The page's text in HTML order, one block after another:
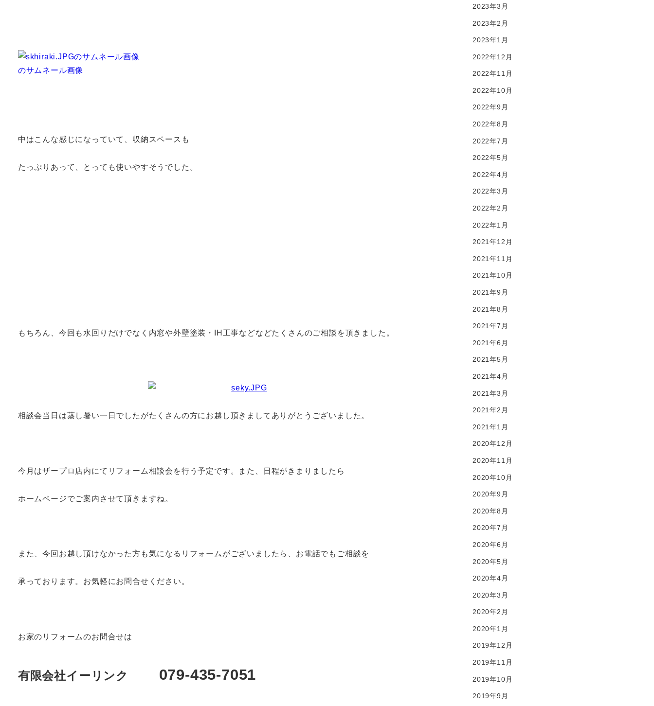
中はこんな感じになっていて、収納スペースも
たっぷりあって、とっても使いやすそうでした。
もちろん、今回も水回りだけでなく内窓や外壁塗装・IH工事などなどたくさんのご相談を頂きました。
相談会当日は蒸し暑い一日でしたがたくさんの方にお越し頂きましてありがとうございました。
今月はザープロ店内にてリフォーム相談会を行う予定です。また、日程がきまりましたら
ホームページでご案内させて頂きますね。
また、今回お越し頂けなかった方も気になるリフォームがございましたら、お電話でもご相談を
承っております。お気軽にお問合せください。
お家のリフォームのお問合せは
有限会社イーリンク 079-435-7051
2023年3月
2023年2月
2023年1月
2022年12月
2022年11月
2022年10月
2022年9月
2022年8月
2022年7月
2022年5月
2022年4月
2022年3月
2022年2月
2022年1月
2021年12月
2021年11月
2021年10月
2021年9月
2021年8月
2021年7月
2021年6月
2021年5月
2021年4月
2021年3月
2021年2月
2021年1月
2020年12月
2020年11月
2020年10月
2020年9月
2020年8月
2020年7月
2020年6月
2020年5月
2020年4月
2020年3月
2020年2月
2020年1月
2019年12月
2019年11月
2019年10月
2019年9月